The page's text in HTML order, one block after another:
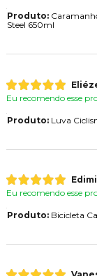
Produto:
Steel 650ml
Eu recomendo esse
Produto:Luva
Eu recomendo esse
Produto:Bicicleta